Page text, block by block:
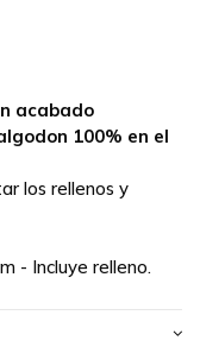
acabado
100% en el
los rellenos y
- Incluye relleno.